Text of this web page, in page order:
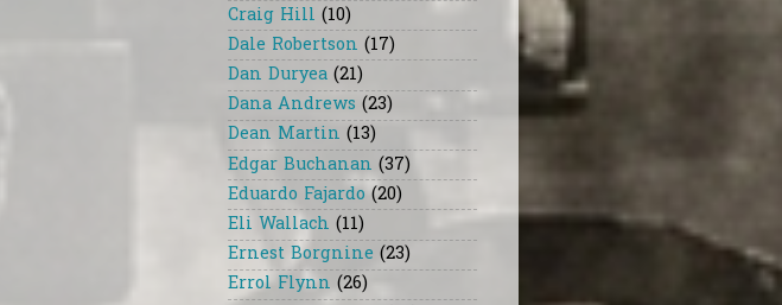
Craig Hill (10)
Dale Robertson (17)
Dan Duryea (21)
Dana Andrews (23)
Dean Martin (13)
Edgar Buchanan (37)
Eduardo Fajardo (20)
Eli Wallach (11)
Ernest Borgnine (23)
Errol Flynn (26)